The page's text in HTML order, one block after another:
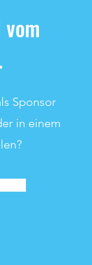
Sponsor
in einem